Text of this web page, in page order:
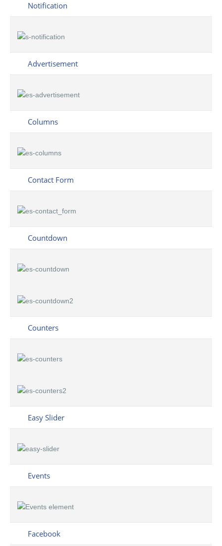
Notification
Advertisement
Columns
Contact Form
Countdown
Counters
Easy Slider
Events
Facebook